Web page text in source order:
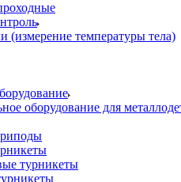
(измерение температуры тела)
оборудование для
турникеты